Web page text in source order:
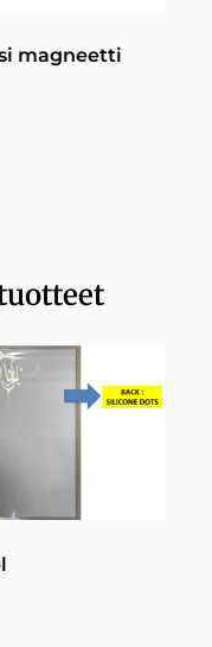
magneetti